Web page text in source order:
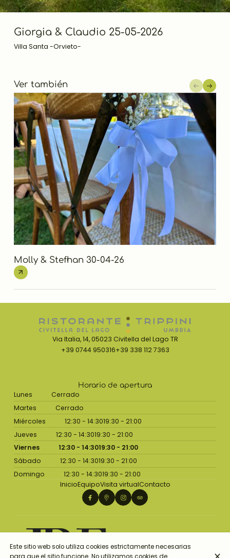
Giorgia & Claudio 25-05-2026
Villa Santa -Orvieto-
Ver también
Molly & Stefhan 30-04-26
Via Italia, 14, 05023 Civitella del Lago TR
+39 0744 950316+39 338 112 7363
Horario de apertura
Lunes
Cerrado
Martes
Cerrado
Miércoles
12:30 - 14:3019:30 - 21:00
Jueves
12:30 - 14:3019:30 - 21:00
Viernes
12:30 - 14:3019:30 - 21:00
Sábado
12:30 - 14:3019:30 - 21:00
Domingo
12:30 - 14:3019:30 - 21:00
InicioEquipoVisita virtualContacto
Este sitio web solo utiliza cookies estrictamente necesarias